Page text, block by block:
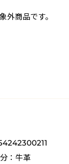
外商品です。
：牛革